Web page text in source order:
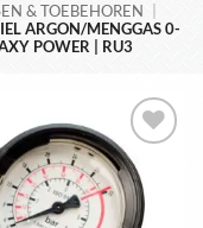
& TOEBEHOREN
ARGON/MENGGAS 0-
POWER | RU3
Toevoegen
aan
wenslijst